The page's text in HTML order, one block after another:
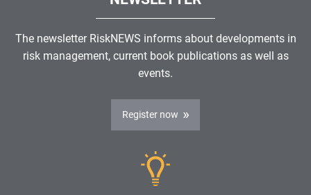
The newsletter RiskNEWS informs about developments in
risk management, current book publications as well as
events.
Register now